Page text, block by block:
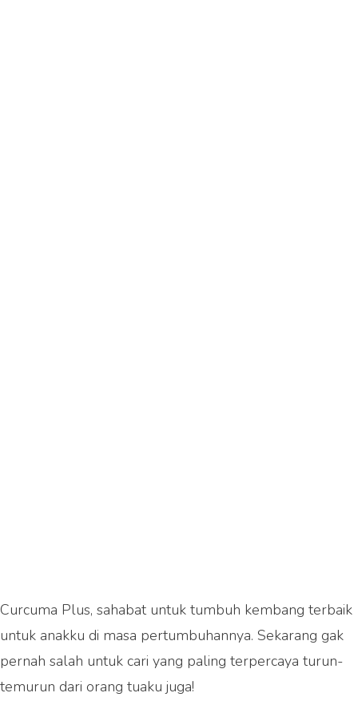
Curcuma Plus, sahabat untuk tumbuh kembang terbaik
untuk anakku di masa pertumbuhannya. Sekarang gak
pernah salah untuk cari yang paling terpercaya turun-
temurun dari orang tuaku juga!